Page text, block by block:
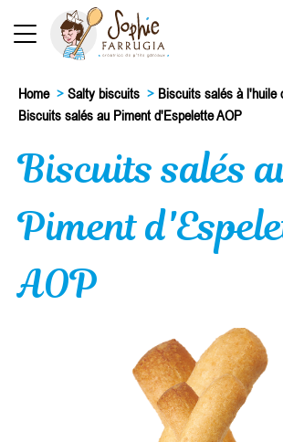
Home > Salty biscuits > Biscuits salés à l'huile
Biscuits salés au Piment d'Espelette AOP
Biscuits salés
Piment
AOP